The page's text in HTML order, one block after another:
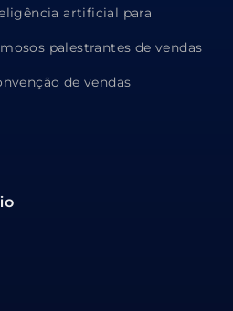
artificial para
palestrantes de vendas
de vendas